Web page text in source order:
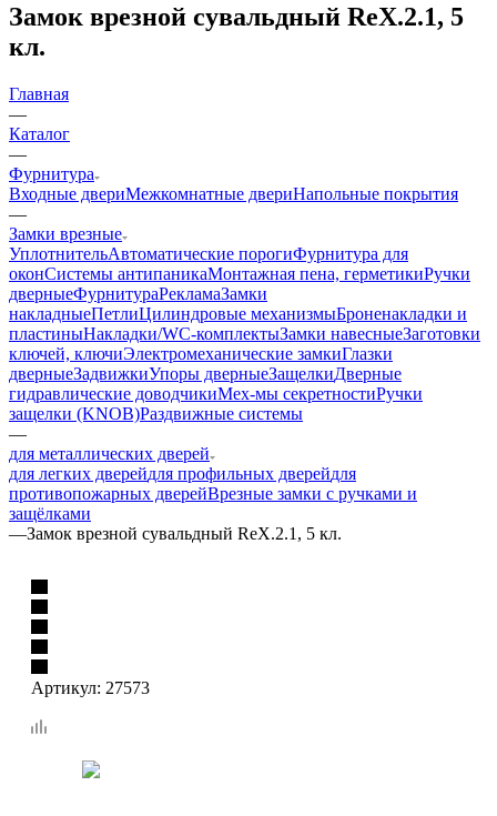
Замок врезной сувальдный RеХ.2.1, 5
кл.
Главная
—
Каталог
—
Фурнитура
Входные двериМежкомнатные двериНапольные покрытия
—
Замки врезные
УплотнительАвтоматические порогиФурнитура для
оконСистемы антипаникаМонтажная пена, герметикиРучки
дверныеФурнитураРекламаЗамки
накладныеПетлиЦилиндровые механизмыБроненакладки и
пластиныНакладки/WC-комплектыЗамки навесныеЗаготовки
ключей, ключиЭлектромеханические замкиГлазки
дверныеЗадвижкиУпоры дверныеЗащелкиДверные
гидравлические доводчикиМех-мы секретностиРучки
защелки (KNOB)Раздвижные системы
—
для металлических дверей
для легких дверейдля профильных дверейдля
противопожарных дверейВрезные замки с ручками и
защёлками
—Замок врезной сувальдный RеХ.2.1, 5 кл.
Артикул: 27573